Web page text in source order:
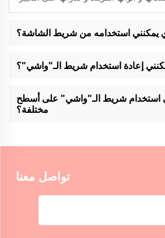
يمكنني استخدامه من شريط الشاشة؟
وإنشاء أعمال فنية، وإضافة لهجات إلى
الحرف أو ديكور المنزل.
إعادة استخدام شريط الـ"واشي"؟
إزالته وإعادة وضعه بعناية على بعض الأسطح.
استخدام شريط الـ"واشي" على أسطح
مختلفة؟
تختبر على مساحة صغيرة أولاً للتوافق.
تواصل معنا